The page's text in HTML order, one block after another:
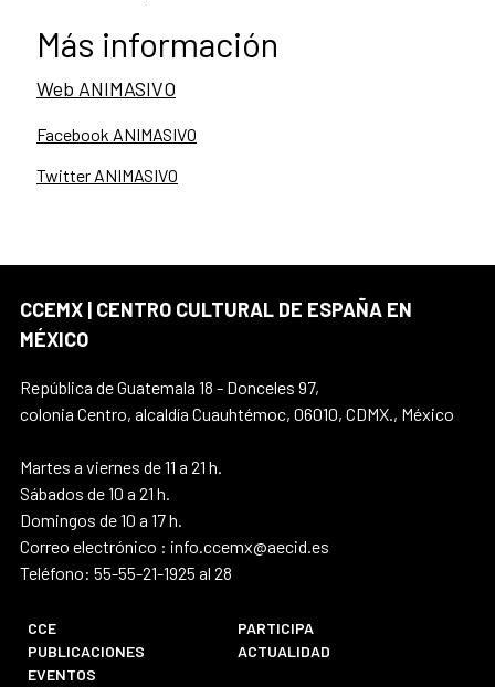
Más información
Web ANIMASIVO
Facebook ANIMASIVO
Twitter ANIMASIVO
CCEMX | CENTRO CULTURAL DE ESPAÑA EN
MÉXICO
República de Guatemala 18 - Donceles 97,
colonia Centro, alcaldía Cuauhtémoc, 06010, CDMX., México
Martes a viernes de 11 a 21 h.
Sábados de 10 a 21 h.
Domingos de 10 a 17 h.
Correo electrónico : info.ccemx@aecid.es
Teléfono: 55-55-21-1925 al 28
CCE
PARTICIPA
PUBLICACIONES
ACTUALIDAD
EVENTOS